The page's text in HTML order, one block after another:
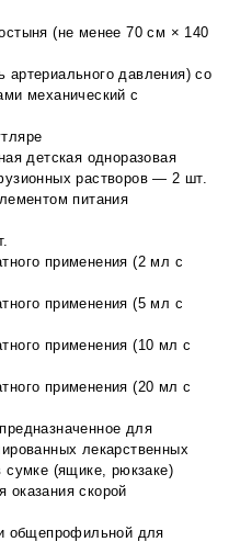
(не менее 70 см × 140
давления) со
механический с
детская одноразовая
растворов — 2 шт.
питания
применения (2 мл с
применения (5 мл с
применения (10 мл с
применения (20 мл с
для
лекарственных
сумке (ящике, рюкзаке)
скорой
общепрофильной для